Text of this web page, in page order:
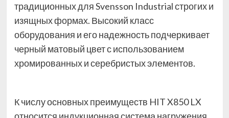
традиционных для Svensson Industrial строгих и
изящных формах. Высокий класс
оборудования и его надежность подчеркивает
черный матовый цвет с использованием
хромированных и серебристых элементов.
К числу основных преимуществ HIT X850 LX